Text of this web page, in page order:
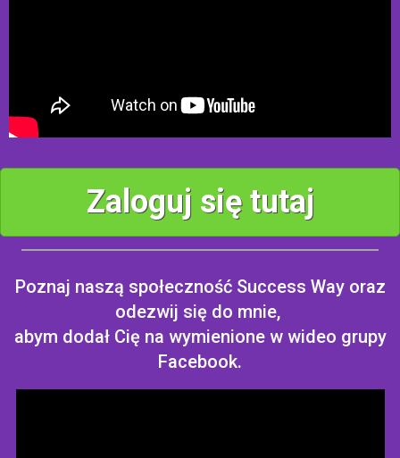
Zaloguj się tutaj
Poznaj naszą społeczność Success Way oraz
odezwij się do mnie,
abym dodał Cię na wymienione w wideo grupy
Facebook.